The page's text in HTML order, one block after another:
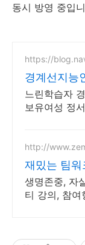
동시 방영 중입
https://
경계선지능
느린학습자
보유여성 정
http://
재밌는 팀워
력과 소통
생명존중, 자
티 강의, 참여